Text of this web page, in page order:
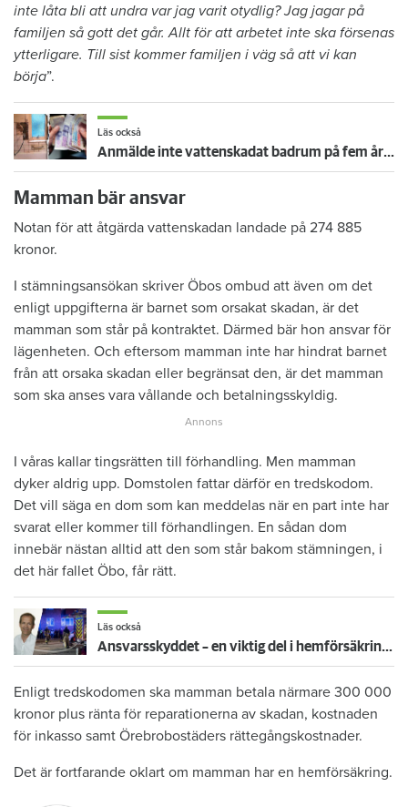
inte låta bli att undra var jag varit otydlig? Jag jagar på
familjen så gott det går. Allt för att arbetet inte ska försenas
ytterligare. Till sist kommer familjen i väg så att vi kan
börja”.
Läs också
Anmälde inte vattenskadat badrum på fem år – krävs på 125 000 kronor
Mamman bär ansvar
Notan för att åtgärda vattenskadan landade på 274 885
kronor.
I stämningsansökan skriver Öbos ombud att även om det
enligt uppgifterna är barnet som orsakat skadan, är det
mamman som står på kontraktet. Därmed bär hon ansvar för
lägenheten. Och eftersom mamman inte har hindrat barnet
från att orsaka skadan eller begränsat den, är det mamman
som ska anses vara vållande och betalningsskyldig.
I våras kallar tingsrätten till förhandling. Men mamman
dyker aldrig upp. Domstolen fattar därför en tredskodom.
Det vill säga en dom som kan meddelas när en part inte har
svarat eller kommer till förhandlingen. En sådan dom
innebär nästan alltid att den som står bakom stämningen, i
det här fallet Öbo, får rätt.
Läs också
Ansvarsskyddet – en viktig del i hemförsäkringen
Enligt tredskodomen ska mamman betala närmare 300 000
kronor plus ränta för reparationerna av skadan, kostnaden
för inkasso samt Örebrobostäders rättegångskostnader.
Det är fortfarande oklart om mamman har en hemförsäkring.